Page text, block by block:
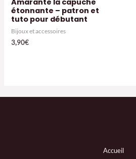
0
sur
5
étonnante – patron et
tuto pour débutant
Bijoux et accessoires
3,90€
Accueil